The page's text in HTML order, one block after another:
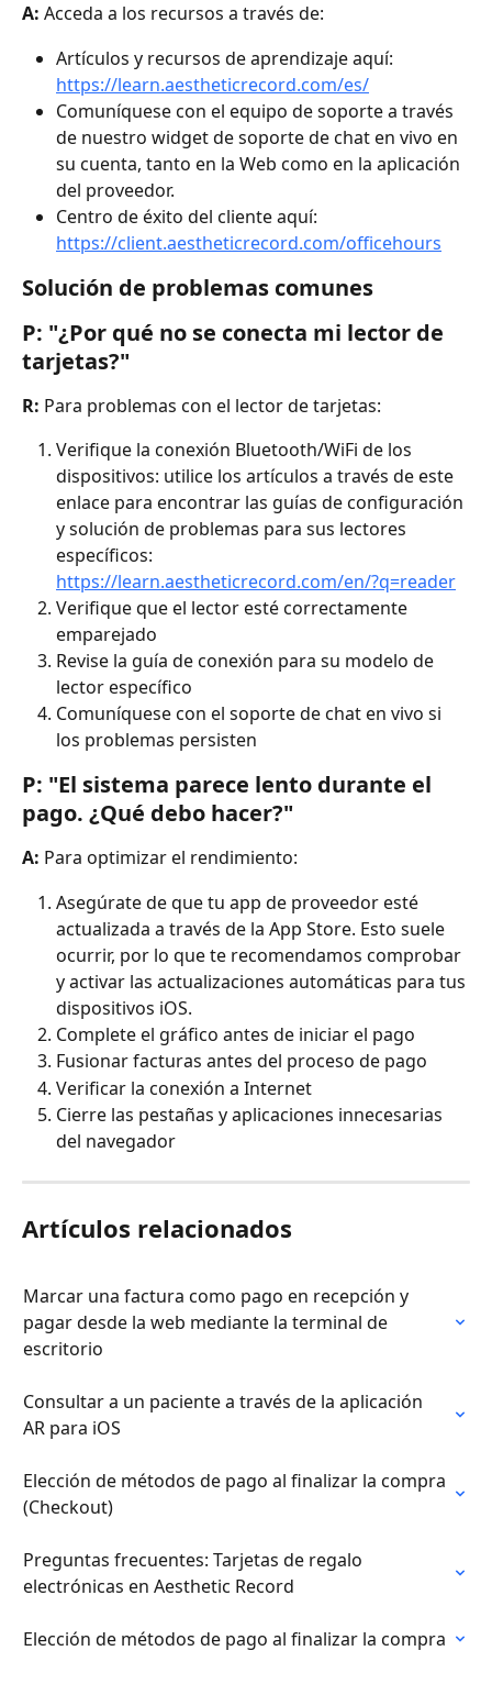
A: Acceda a los recursos a través de:
Artículos y recursos de aprendizaje aquí:
https://learn.aestheticrecord.com/es/
Comuníquese con el equipo de soporte a través
de nuestro widget de soporte de chat en vivo en
su cuenta, tanto en la Web como en la aplicación
del proveedor.
Centro de éxito del cliente aquí:
https://client.aestheticrecord.com/officehours
Solución de problemas comunes
P: "¿Por qué no se conecta mi lector de
tarjetas?"
R: Para problemas con el lector de tarjetas:
Verifique la conexión Bluetooth/WiFi de los
dispositivos: utilice los artículos a través de este
enlace para encontrar las guías de configuración
y solución de problemas para sus lectores
específicos:
https://learn.aestheticrecord.com/en/?q=reader
Verifique que el lector esté correctamente
emparejado
Revise la guía de conexión para su modelo de
lector específico
Comuníquese con el soporte de chat en vivo si
los problemas persisten
P: "El sistema parece lento durante el
pago. ¿Qué debo hacer?"
A: Para optimizar el rendimiento:
Asegúrate de que tu app de proveedor esté
actualizada a través de la App Store. Esto suele
ocurrir, por lo que te recomendamos comprobar
y activar las actualizaciones automáticas para tus
dispositivos iOS.
Complete el gráfico antes de iniciar el pago
Fusionar facturas antes del proceso de pago
Verificar la conexión a Internet
Cierre las pestañas y aplicaciones innecesarias
del navegador
Artículos relacionados
Marcar una factura como pago en recepción y
pagar desde la web mediante la terminal de
escritorio
Consultar a un paciente a través de la aplicación
AR para iOS
Elección de métodos de pago al finalizar la compra
(Checkout)
Preguntas frecuentes: Tarjetas de regalo
electrónicas en Aesthetic Record
Elección de métodos de pago al finalizar la compra